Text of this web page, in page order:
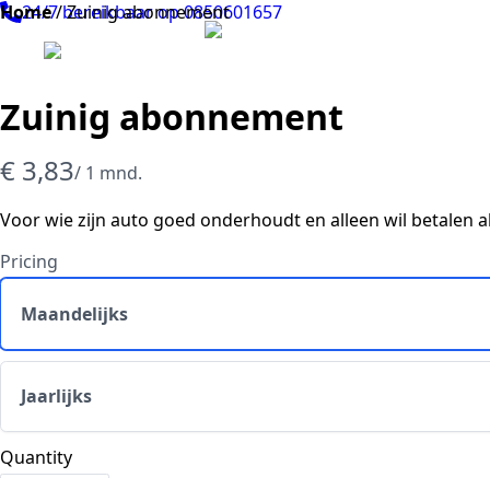
24/7 bereikbaar op 0850601657
Home/Zuinig abonnement
Zuinig abonnement
N
u
€ 3,83/ 1 mnd.
Voor wie zijn auto goed onderhoudt en alleen wil betalen
Pricing
Maandelijks
Jaarlijks
Quantity